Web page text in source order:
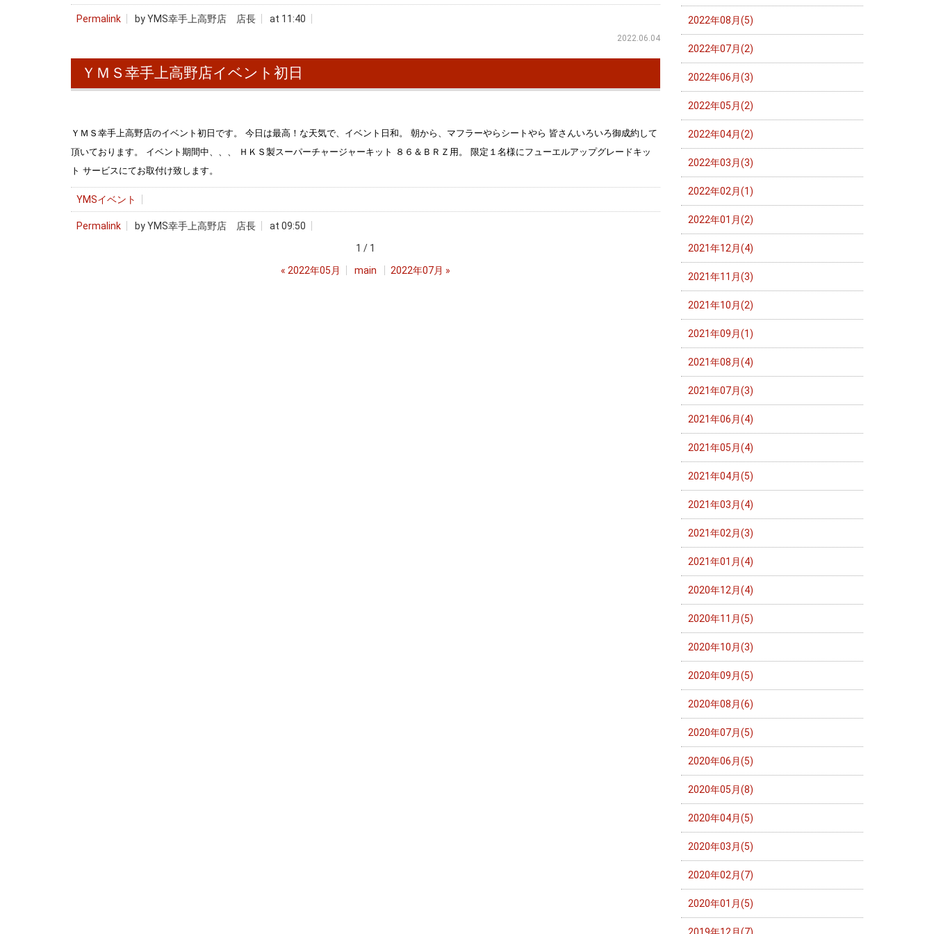
Permalink by YMS幸手上高野店 店長 at 11:40
2022.06.04
ＹＭＳ幸手上高野店イベント初日
ＹＭＳ幸手上高野店のイベント初日です。 今日は最高！な天気で、イベント日和。 朝から、マフラーやらシートやら 皆さんいろいろ御成約して
頂いております。 イベント期間中、、、 ＨＫＳ製スーパーチャージャーキット ８６＆ＢＲＺ用。 限定１名様にフューエルアップグレードキッ
ト サービスにてお取付け致します。
YMSイベント
Permalink by YMS幸手上高野店 店長
at 09:50
1 / 1
« 2022年05月 main 2022年07月 »
2022年08月(5)
2022年07月(2)
2022年06月(3)
2022年05月(2)
2022年04月(2)
2022年03月(3)
2022年02月(1)
2022年01月(2)
2021年12月(4)
2021年11月(3)
2021年10月(2)
2021年09月(1)
2021年08月(4)
2021年07月(3)
2021年06月(4)
2021年05月(4)
2021年04月(5)
2021年03月(4)
2021年02月(3)
2021年01月(4)
2020年12月(4)
2020年11月(5)
2020年10月(3)
2020年09月(5)
2020年08月(6)
2020年07月(5)
2020年06月(5)
2020年05月(8)
2020年04月(5)
2020年03月(5)
2020年02月(7)
2020年01月(5)